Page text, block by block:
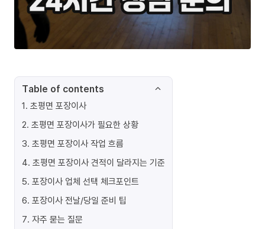
Table of contents
1. 초평면 포장이사
2. 초평면 포장이사가 필요한 상황
3. 초평면 포장이사 작업 흐름
4. 초평면 포장이사 견적이 달라지는 기준
5. 포장이사 업체 선택 체크포인트
6. 포장이사 전날/당일 준비 팁
7. 자주 묻는 질문